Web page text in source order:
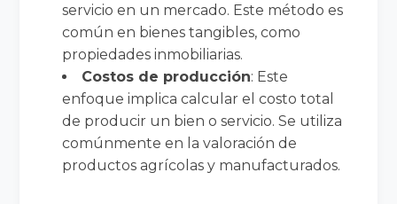
servicio en un mercado. Este método es
común en bienes tangibles, como
propiedades inmobiliarias.
Costos de producción: Este
enfoque implica calcular el costo total
de producir un bien o servicio. Se utiliza
comúnmente en la valoración de
productos agrícolas y manufacturados.